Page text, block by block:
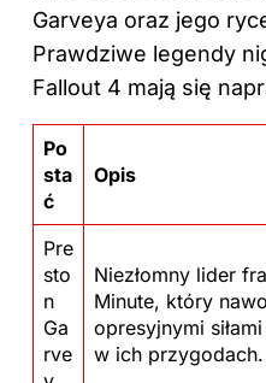
Garveya oraz jego
Prawdziwe legendy
Fallout 4 mają się
Po
sta
ć
Opis
Pre
sto
n
Ga
rve
Niezłomny lider
Minute, który
opresyjnymi
w ich przygodach.